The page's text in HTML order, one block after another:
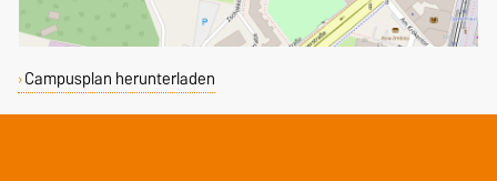
Campusplan herunterladen